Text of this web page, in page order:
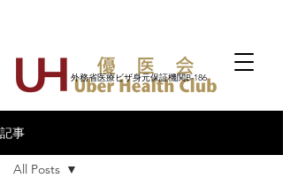
外務省医療ビザ身元保証機関B-186
記事
All Posts